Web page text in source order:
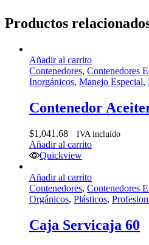
Productos
Añadir al carrito
Contenedores, Contenedores
Inorgánicos, Manejo Especial,
Contenedor
$1,041.68 IVA incluído
Añadir al carrito
Quickview
Añadir al carrito
Contenedores, Contenedores
Orgánicos, Plásticos,
Caja Servicaja 60